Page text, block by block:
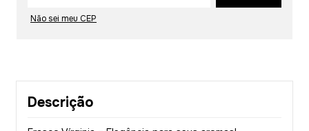
Não sei meu CEP
Descrição